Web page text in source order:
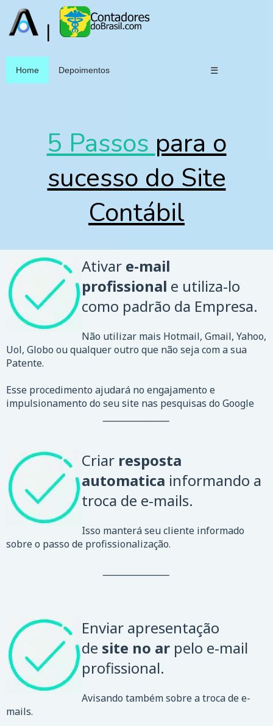
|
Home Depoimentos ☰
5 Passos para o
sucesso do Site
Contábil
Ativar e-mail
profissional e utiliza-lo
como padrão da Empresa.
Não utilizar mais Hotmail, Gmail, Yahoo,
Uol, Globo ou qualquer outro que não seja com a sua
Patente.
Esse procedimento ajudará no engajamento e
impulsionamento do seu site nas pesquisas do Google
Criar resposta
automatica informando a
troca de e-mails.
Isso manterá seu cliente informado
sobre o passo de profissionalização.
Enviar apresentação
de site no ar pelo e-mail
profissional.
Avisando também sobre a troca de e-
mails.